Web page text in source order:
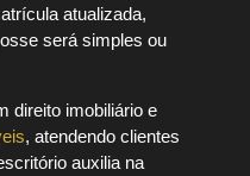
atualizada,
será simples ou
direito imobiliário e
, atendendo clientes
auxilia na